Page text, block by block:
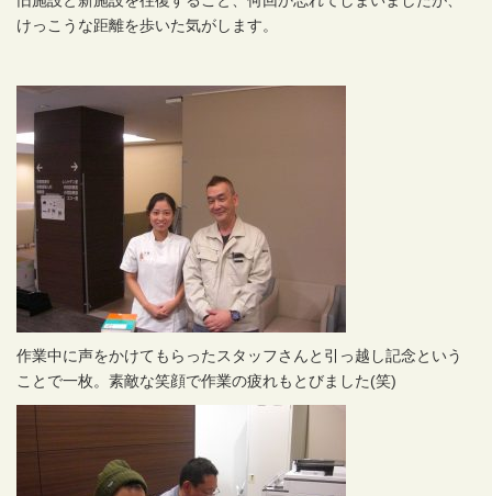
けっこうな距離を歩いた気がします。
作業中に声をかけてもらったスタッフさんと引っ越し記念という
ことで一枚。素敵な笑顔で作業の疲れもとびました(笑)